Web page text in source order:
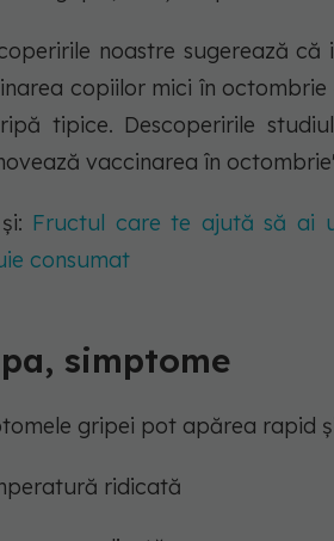
noastre sugerează
copiilor mici în
tipice. Descoperirile
vaccinarea în
Fructul care te ajută să ai
consumat
simptome
gripei pot apărea rapid
ridicată